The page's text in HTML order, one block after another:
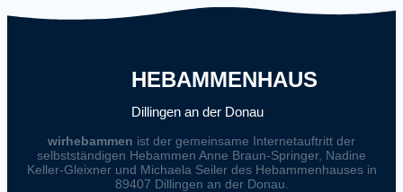
HEBAMMENHAUS
Dillingen an der Donau
wirhebammen ist der gemeinsame Internetauftritt der
selbstständigen Hebammen Anne Braun-Springer, Nadine
Keller-Gleixner und Michaela Seiler des Hebammenhauses in
89407 Dillingen an der Donau.